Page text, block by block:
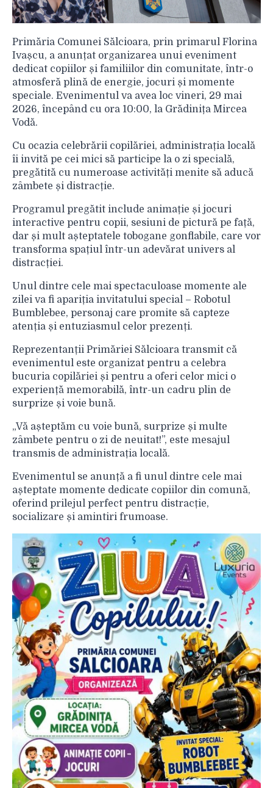
Primăria Comunei Sălcioara, prin primarul Florina
Ivașcu, a anunțat organizarea unui eveniment
dedicat copiilor și familiilor din comunitate, într-o
atmosferă plină de energie, jocuri și momente
speciale. Evenimentul va avea loc vineri, 29 mai
2026, începând cu ora 10:00, la Grădinița Mircea
Vodă.
Cu ocazia celebrării copilăriei, administrația locală
îi invită pe cei mici să participe la o zi specială,
pregătită cu numeroase activități menite să aducă
zâmbete și distracție.
Programul pregătit include animație și jocuri
interactive pentru copii, sesiuni de pictură pe față,
dar și mult așteptatele tobogane gonflabile, care vor
transforma spațiul într-un adevărat univers al
distracției.
Unul dintre cele mai spectaculoase momente ale
zilei va fi apariția invitatului special – Robotul
Bumblebee, personaj care promite să capteze
atenția și entuziasmul celor prezenți.
Reprezentanții Primăriei Sălcioara transmit că
evenimentul este organizat pentru a celebra
bucuria copilăriei și pentru a oferi celor mici o
experiență memorabilă, într-un cadru plin de
surprize și voie bună.
„Vă așteptăm cu voie bună, surprize și multe
zâmbete pentru o zi de neuitat!”, este mesajul
transmis de administrația locală.
Evenimentul se anunță a fi unul dintre cele mai
așteptate momente dedicate copiilor din comună,
oferind prilejul perfect pentru distracție,
socializare și amintiri frumoase.